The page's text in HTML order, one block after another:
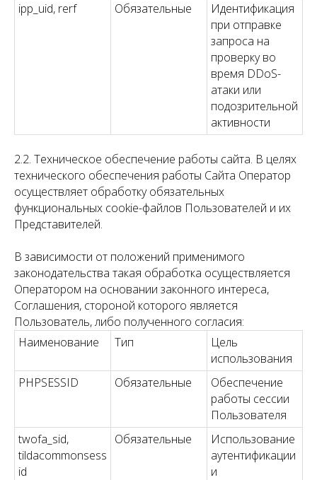
ipp_uid, rerf
Обязательные
Идентификация
при отправке
запроса на
проверку во
время DDoS-
атаки или
подозрительной
активности
2.2. Техническое обеспечение работы сайта. В целях
технического обеспечения работы Сайта Оператор
осуществляет обработку обязательных
функциональных cookie-файлов Пользователей и их
Представителей.
В зависимости от положений применимого
законодательства такая обработка осуществляется
Оператором на основании законного интереса,
Соглашения, стороной которого является
Пользователь, либо полученного согласия:
Наименование
Тип
Цель
использования
PHPSESSID
Обязательные
Обеспечение
работы сессии
Пользователя
twofa_sid,
tildacommonsess
id
Обязательные
Использование
аутентификации
и